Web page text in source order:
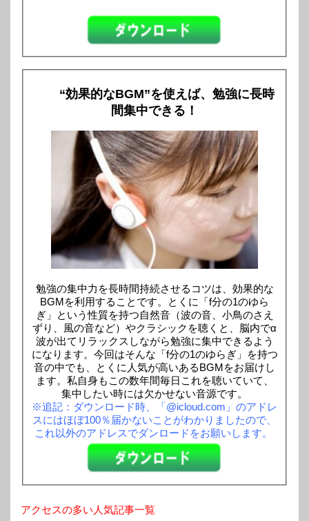
“効果的なBGM”を使えば、勉強に長時
間集中できる！
勉強の集中力を長時間持続させるコツは、効果的な
BGMを利用することです。とくに「f分の1のゆら
ぎ」という性質を持つ自然音（波の音、小鳥のさえ
ずり、風の音など）やクラシックを聴くと、脳内でα
波が出てリラックスしながら勉強に集中できるよう
になります。今回はそんな「f分の1のゆらぎ」を持つ
音の中でも、とくに人気が高いあるBGMをお届けし
ます。私自身もこの数年間毎日これを聴いていて、
集中したい時には欠かせない音源です。
※追記：ダウンロード時、「@icloud.com」のアドレ
スにはほぼ100％届かないことがわかりましたので、
これ以外のアドレスでダンロードをお願いします。
アクセスの多い人気記事一覧